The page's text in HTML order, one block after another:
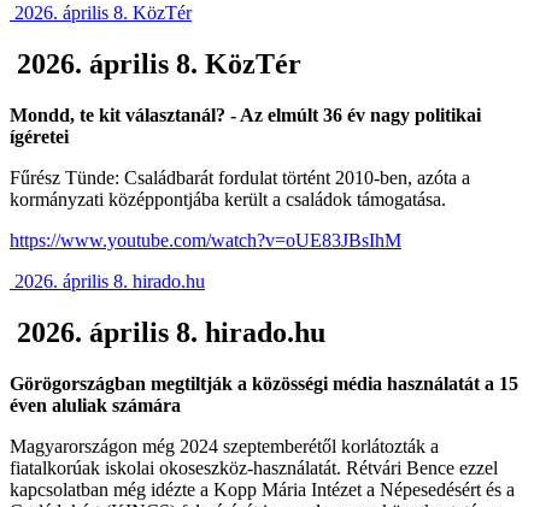
2026. április 8. KözTér
2026. április 8. KözTér
Mondd, te kit választanál? - Az elmúlt 36 év nagy politikai
ígéretei
Fűrész Tünde: Családbarát fordulat történt 2010-ben, azóta a
kormányzati középpontjába került a családok támogatása.
https://www.youtube.com/watch?v=oUE83JBsIhM
2026. április 8. hirado.hu
2026. április 8. hirado.hu
Görögországban megtiltják a közösségi média használatát a 15
éven aluliak számára
Magyarországon még 2024 szeptemberétől korlátozták a
fiatalkorúak iskolai okoseszköz-használatát. Rétvári Bence ezzel
kapcsolatban még idézte a Kopp Mária Intézet a Népesedésért és a